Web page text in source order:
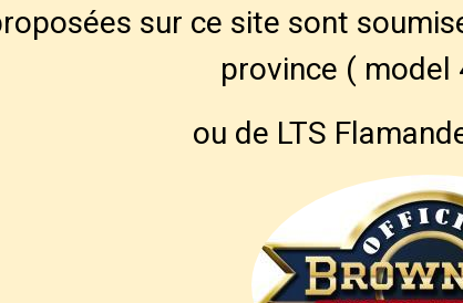
sur ce site sont
province ( model
ou de LTS